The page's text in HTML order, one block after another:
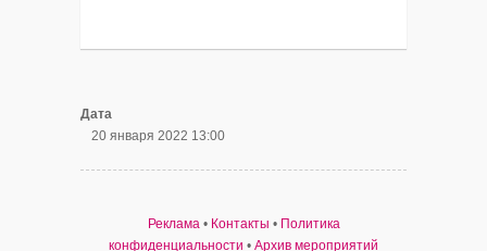
Дата
20 января 2022 13:00
Реклама • Контакты • Политика
конфиденциальности • Архив мероприятий